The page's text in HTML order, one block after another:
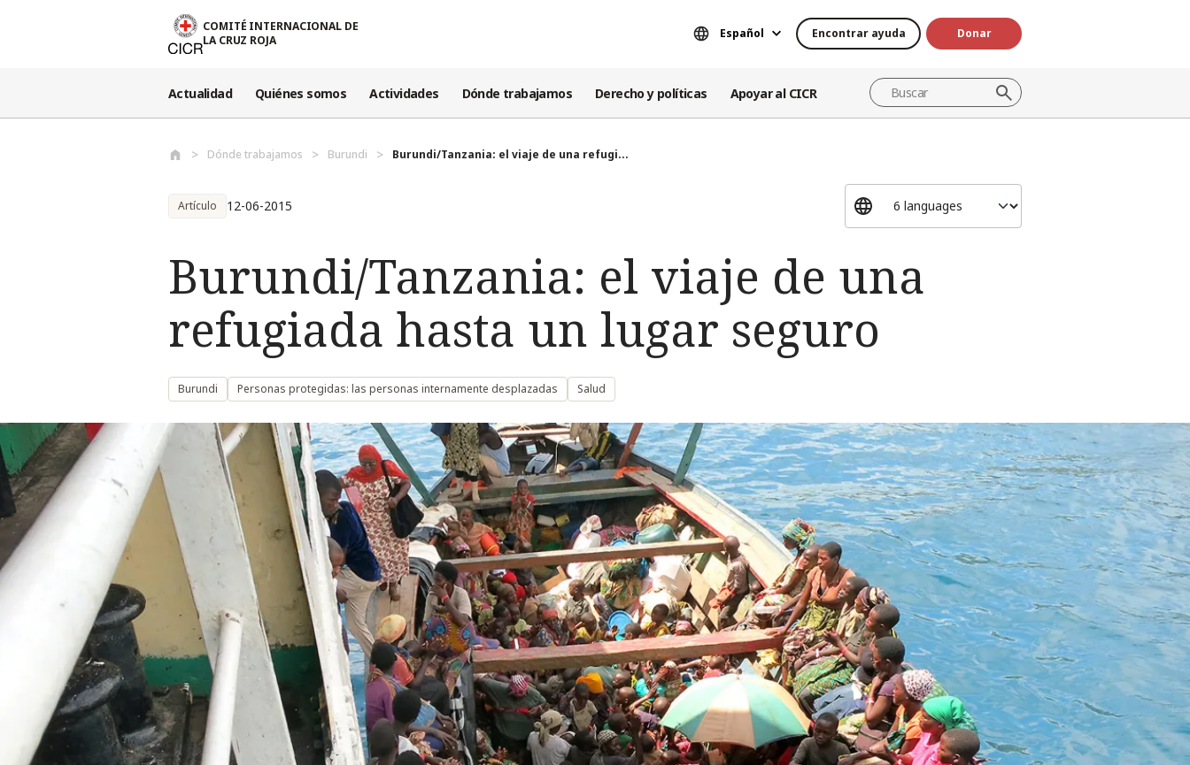
COMITÉ INTERNACIONAL DE
LA CRUZ ROJA
Español Encontrar ayuda Donar
Actualidad Quiénes somos Actividades Dónde trabajamos Derecho y políticas Apoyar al CICR
Dónde trabajamos Burundi Burundi/Tanzania: el viaje de una refugi...
Artículo 12-06-2015
Burundi/Tanzania: el viaje de una
refugiada hasta un lugar seguro
Burundi Personas protegidas: las personas internamente desplazadas Salud